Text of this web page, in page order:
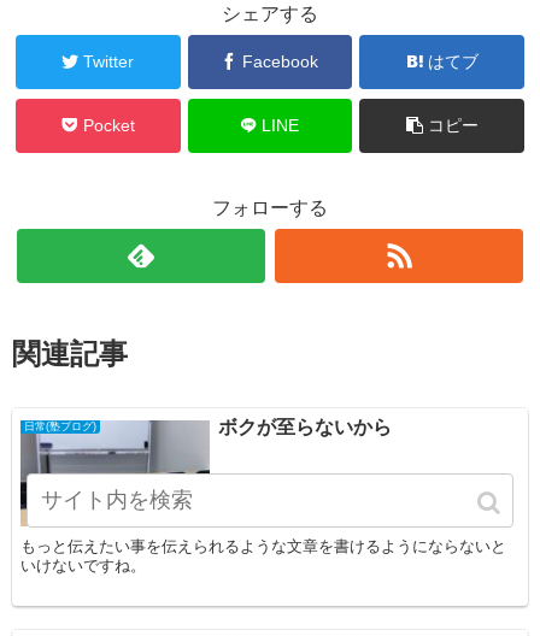
シェアする
Twitter Facebook はてブ
Pocket LINE コピー
フォローする
関連記事
日常(塾ブログ) ボクが至らないから
もっと伝えたい事を伝えられるような文章を書けるようにならないと
いけないですね。